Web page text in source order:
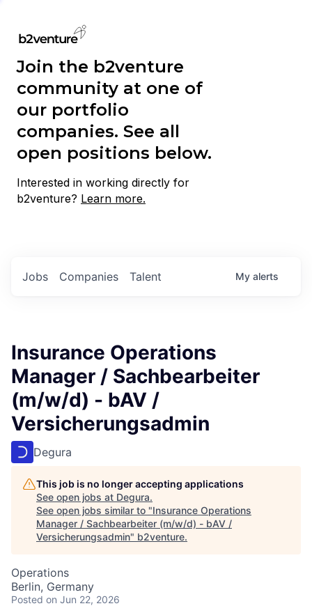
Join the b2venture
community at one of
our portfolio
companies. See all
open positions below.
Interested in working directly for
b2venture? Learn more.
Jobs Companies Talent My alerts
Insurance Operations
Manager / Sachbearbeiter
(m/w/d) - bAV /
Versicherungsadmin
Degura
This job is no longer accepting applications
See open jobs at Degura.
See open jobs similar to "Insurance Operations
Manager / Sachbearbeiter (m/w/d) - bAV /
Versicherungsadmin" b2venture.
Operations
Berlin, Germany
Posted on Jun 22, 2026